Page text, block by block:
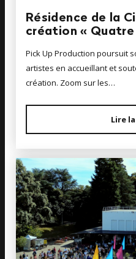
Résidence de la
création « Quatre
Pick Up Production poursuit
artistes en accueillant et
création. Zoom sur les…
Lire